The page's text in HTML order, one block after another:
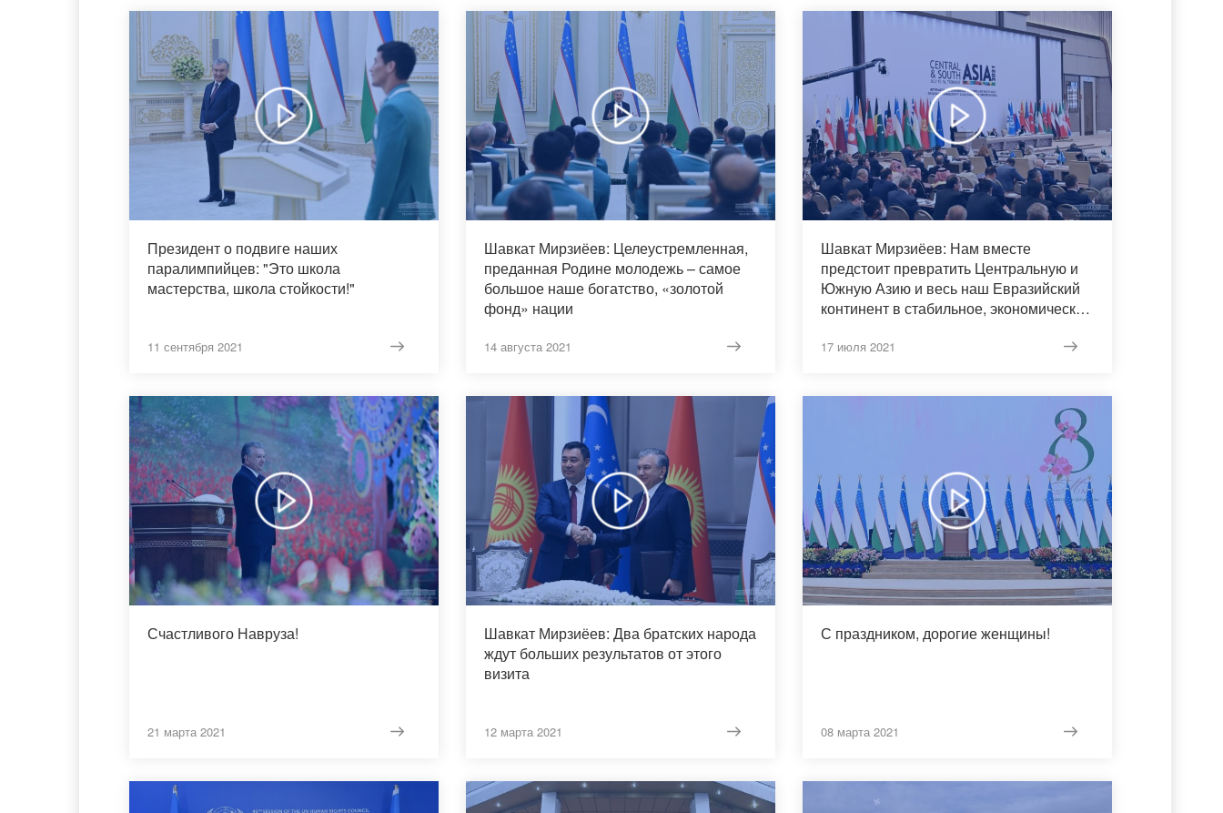
Президент о подвиге наших
паралимпийцев: "Это школа
мастерства, школа стойкости!"
11 сентября 2021
Шавкат Мирзиёев: Целеустремленная,
преданная Родине молодежь – самое
большое наше богатство, «золотой
фонд» нации
14 августа 2021
Шавкат Мирзиёев: Нам вместе
предстоит превратить Центральную и
Южную Азию и весь наш Евразийский
континент в стабильное, экономически
пространство.
17 июля 2021
Счастливого Навруза!
21 марта 2021
Шавкат Мирзиёев: Два братских народа
ждут больших результатов от этого
визита
12 марта 2021
С праздником, дорогие женщины!
08 марта 2021